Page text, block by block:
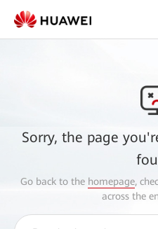
Sorry, the page
Go back to the homepage,
across the